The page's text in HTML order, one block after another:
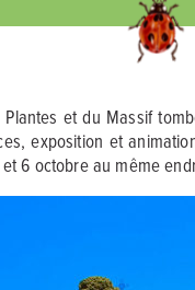
et du Massif
exposition et
6 octobre au même